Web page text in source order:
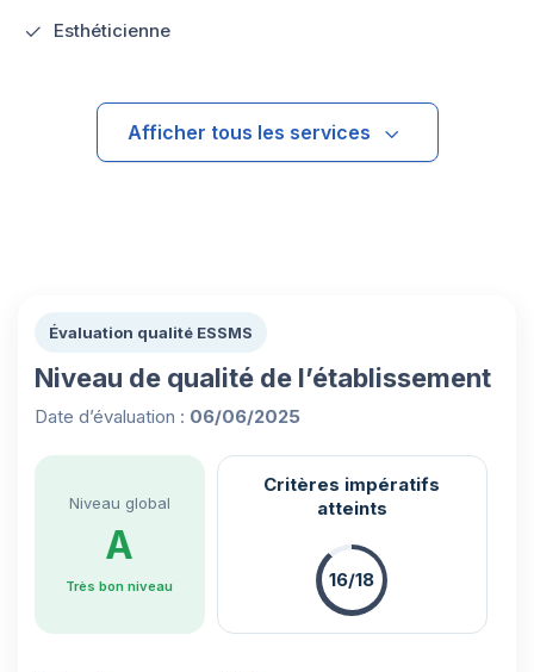
Esthéticienne
Afficher tous les services
Évaluation qualité ESSMS
Niveau de qualité de l’établissement
Date d’évaluation : 06/06/2025
Niveau global
A
Très bon niveau
Critères impératifs
atteints
16/18